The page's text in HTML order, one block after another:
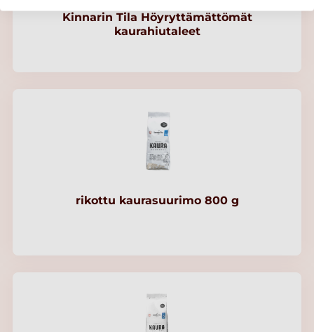
Kinnarin Tila Höyryttämättömät
kaurahiutaleet
rikottu kaurasuurimo 800 g